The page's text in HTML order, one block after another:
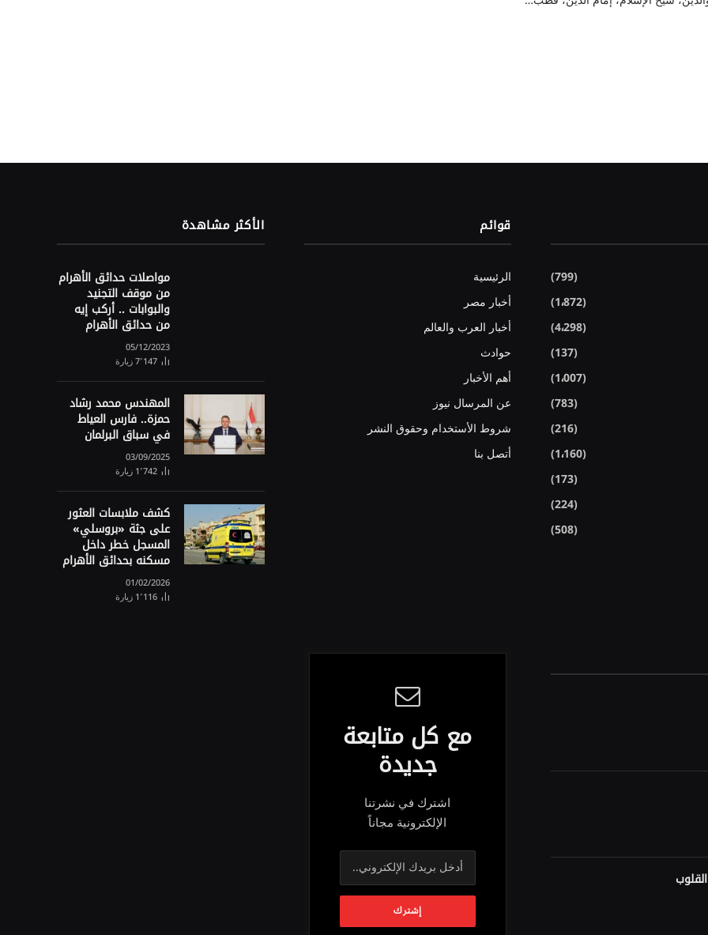
(799)
(1٬872)
(4٬298)
(137)
(1٬007)
(783)
(216)
(1٬160)
(173)
(224)
(508)
قوائم
الرئيسية
أخبار مصر
أخبار العرب والعالم
حوادث
أهم الأخبار
عن المرسال نيوز
شروط الأستخدام وحقوق النشر
أتصل بنا
الأكثر مشاهدة
مواصلات حدائق الأهرام
من موقف التجنيد
والبوابات .. أركب إيه
من حدائق الأهرام
05/12/2023
7٬147زيارة
المهندس محمد رشاد
حمزة.. فارس العياط
في سباق البرلمان
03/09/2025
1٬742زيارة
كشف ملابسات العثور
على جثة «بروسلي»
المسجل خطر داخل
مسكنه بحدائق الأهرام
01/02/2026
1٬116زيارة
مع كل متابعة
جديدة
اشترك في نشرتنا
الإلكترونية مجاناً